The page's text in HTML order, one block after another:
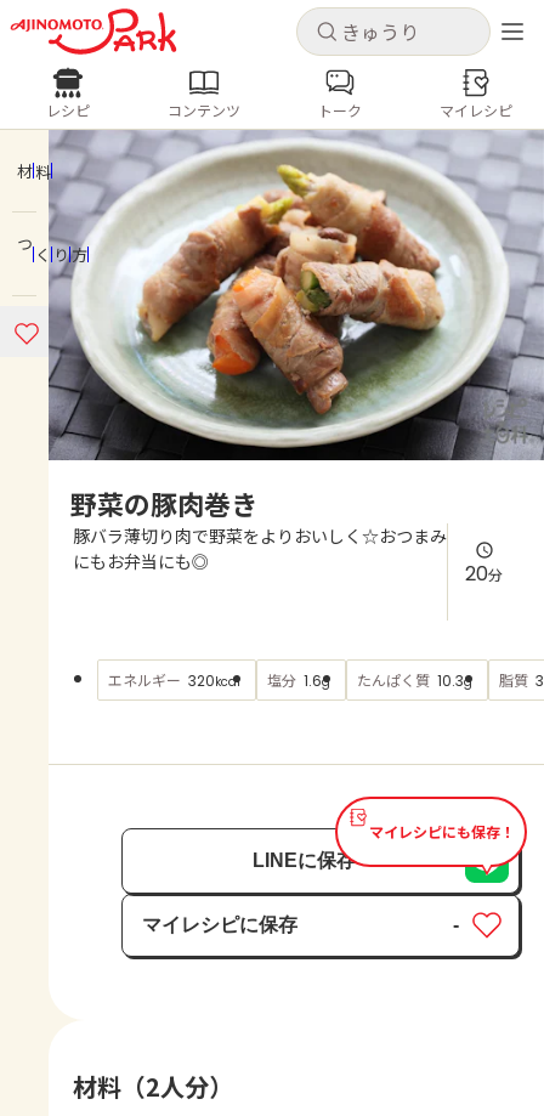
キャンセル
ログインするとレシピを保存できます
ログイン 新規登録
ホーム
コンテンツ
レシピ
よくあるお問い合わせ
AJINOMOTO PARK とは
キャンセル
レシピ コンテンツ
人気の食材・レシピ
きゅうり なす トマト
とうもろこし
ピーマン
みょうが ゴーヤ
レシピ コンテンツ トーク マイレシピ
材料
つくり方
野菜の豚肉巻き
豚バラ薄切り肉で野菜をよりおいしく☆おつまみ
にもお弁当にも◎
20分
エネルギー 320kcal 塩分 1.6g たんぱく質 10.3g 脂質
マイレシピにも保存！
LINEに保存
マイレシピに保存
保存済み
-
材料（2人分）